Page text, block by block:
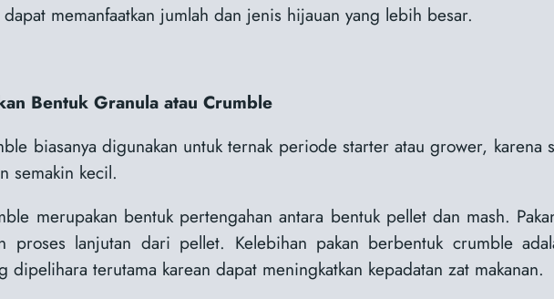
memanfaatkan jumlah dan jenis hijauan yang lebih besar.
Bentuk Granula atau Crumble
biasanya digunakan untuk ternak periode starter atau grower, karena
semakin kecil.
merupakan bentuk pertengahan antara bentuk pellet dan mash.
proses lanjutan dari pellet. Kelebihan pakan berbentuk crumble
dipelihara terutama karean dapat meningkatkan kepadatan zat makanan.